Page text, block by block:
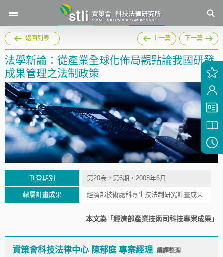
返回列表 上一篇 下一篇
法學新論：從產業全球化佈局觀點論我國研發
成果管理之法制政策
刊登期別 第20卷，第6期，2008年6月
隸屬計畫成果 經濟部技術處科專生技法制研究計畫成果
本文為「經濟部產業技術司科技專案成果」
資策會科技法律中心 陳郁庭 專案經理 編譯整理